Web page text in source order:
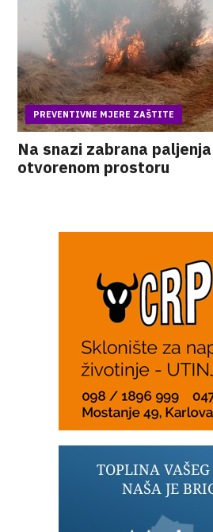
PREVENTIVNE MJERE ZAŠTITE
Na snazi zabrana
otvorenom prostoru